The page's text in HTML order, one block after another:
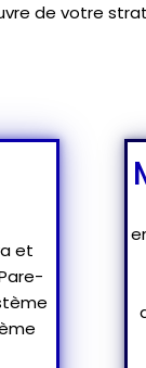
de votre
et